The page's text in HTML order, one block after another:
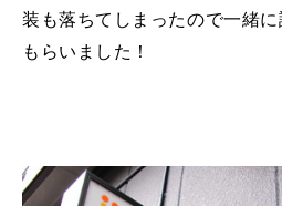
お問い合わせ
iR TECH FACTORY
MAP
装も落ちてしまったので一緒
もらいました！